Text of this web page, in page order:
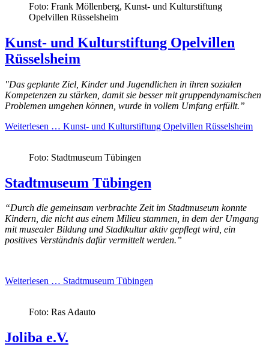
Foto: Frank Möllenberg, Kunst- und Kulturstiftung
Opelvillen Rüsselsheim
Kunst- und Kulturstiftung Opelvillen
Rüsselsheim
"Das geplante Ziel, Kinder und Jugendlichen in ihren sozialen
Kompetenzen zu stärken, damit sie besser mit gruppendynamischen
Problemen umgehen können, wurde in vollem Umfang erfüllt.”
Weiterlesen … Kunst- und Kulturstiftung Opelvillen Rüsselsheim
Foto: Stadtmuseum Tübingen
Stadtmuseum Tübingen
“Durch die gemeinsam verbrachte Zeit im Stadtmuseum konnte
Kindern, die nicht aus einem Milieu stammen, in dem der Umgang
mit musealer Bildung und Stadtkultur aktiv gepflegt wird, ein
positives Verständnis dafür vermittelt werden.”
Weiterlesen … Stadtmuseum Tübingen
Foto: Ras Adauto
Joliba e.V.